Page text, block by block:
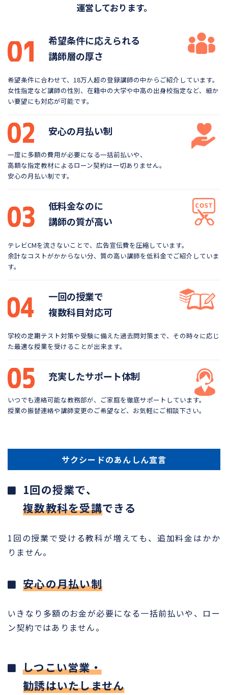
運営しております。
希望条件に応えられる
講師層の厚さ
希望条件に合わせて、18万人超の登録講師の中から ご紹介しています。
女性指定など講師の性別、在籍中の大学や中高の出身校指定など、細か
い要望にも対応が可能です。
安心の月払い制
一度に多額の費用が必要になる一括前払いや、
高額な指定教材によるローン契約は一切ありません。
安心の月払い制です。
低料金なのに
講師の質が高い
テレビCMを流さないことで、広告宣伝費を圧縮しています。
余計なコストがかからない分、質の高い講師を低料金でご紹介していま
す。
一回の授業で
複数科目対応可
学校の定期テスト対策や受験に備えた過去問対策まで、 その時々に応じ
た最適な授業を受けることが出来ます。
充実したサポート体制
いつでも連絡可能な教務部が、ご家庭を徹底サポートしています。
授業の振替連絡や講師変更のご希望など、お気軽にご相談下さい。
サクシードのあんしん宣言
1回の授業で、
複数教科を受講できる
1回の授業で受ける教科が増えても、追加料金はかか
りません。
安心の月払い制
いきなり多額のお金が必要になる一括前払いや、ロー
ン契約ではありません。
しつこい営業・
勧誘はいたしません